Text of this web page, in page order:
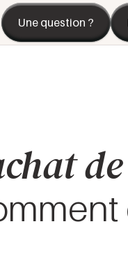
Une question ?
de